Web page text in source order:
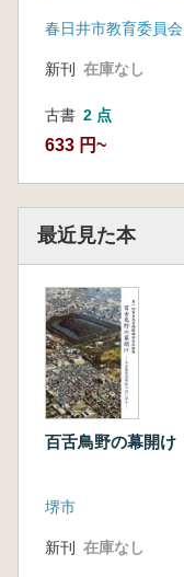
春日井市教育委員会
新刊 在庫なし
古書 2 点
633 円~
最近見た本
百舌鳥野の幕開け
堺市
新刊 在庫なし